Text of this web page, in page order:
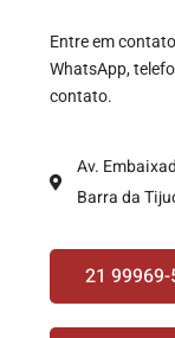
Entre em
WhatsApp,
contato.
Av.
Barra da
21